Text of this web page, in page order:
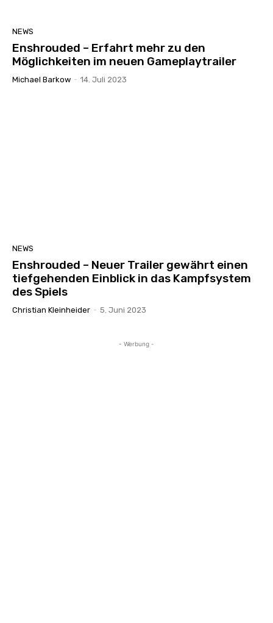
NEWS
Enshrouded – Erfahrt mehr zu den
Möglichkeiten im neuen Gameplaytrailer
Michael Barkow - 14. Juli 2023
NEWS
Enshrouded – Neuer Trailer gewährt einen
tiefgehenden Einblick in das Kampfsystem
des Spiels
Christian Kleinheider - 5. Juni 2023
- Werbung -